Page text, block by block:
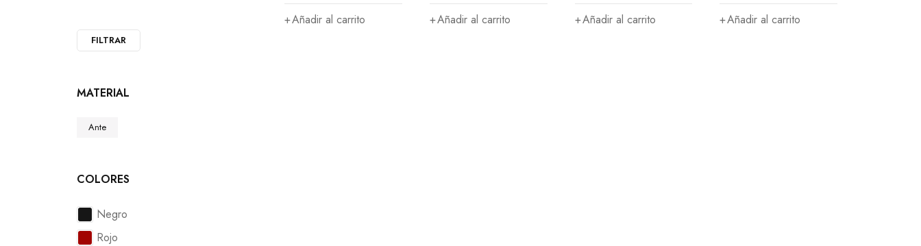
FILTRAR
MATERIAL
Ante
COLORES
Negro
Rojo
Añadir al carrito Añadir al carrito Añadir al carrito Añadir al carrito